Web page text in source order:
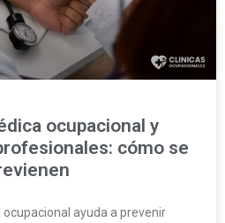
ocupacional y
cómo se
ocupacional ayuda a prevenir